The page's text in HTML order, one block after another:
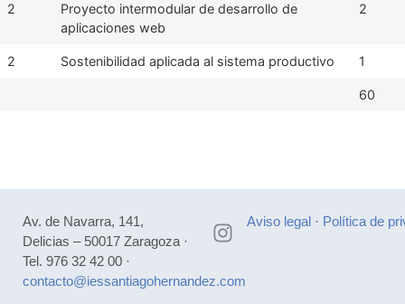
2
Proyecto intermodular de desarrollo de
aplicaciones web
2
2 Sostenibilidad aplicada al sistema productivo 1
60
Av. de Navarra, 141,
Delicias – 50017 Zaragoza ·
Tel. 976 32 42 00 ·
contacto@iessantiagohernandez.com
Aviso legal· Política de